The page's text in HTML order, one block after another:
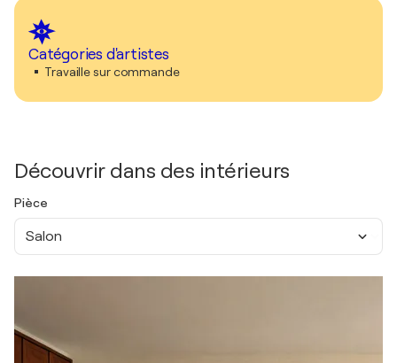
Catégories d'artistes
Travaille sur commande
Découvrir dans des intérieurs
Pièce
Salon